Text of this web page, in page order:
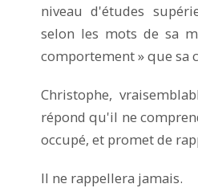
niveau d'études
selon les mots de sa
comportement » que sa
Christophe,
répond qu'il ne
occupé, et promet de
Il ne rappellera jamais.